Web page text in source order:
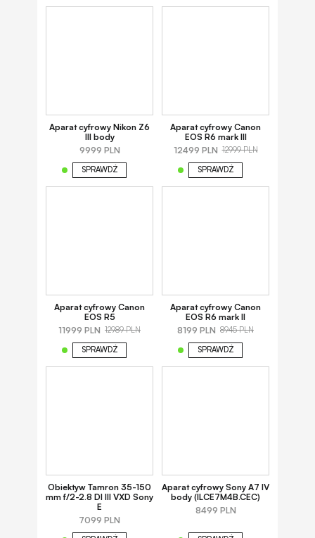
Aparat cyfrowy Nikon Z6
III body
9999 PLN
SPRAWDŹ
Aparat cyfrowy Canon
EOS R6 mark III
12499 PLN 12999 PLN
SPRAWDŹ
Aparat cyfrowy Canon
EOS R5
11999 PLN 12989 PLN
SPRAWDŹ
Aparat cyfrowy Canon
EOS R6 mark II
8199 PLN 8945 PLN
SPRAWDŹ
Obiektyw Tamron 35-150
mm f/2-2.8 DI III VXD Sony
E
7099 PLN
Aparat cyfrowy Sony A7 IV
body (ILCE7M4B.CEC)
8499 PLN